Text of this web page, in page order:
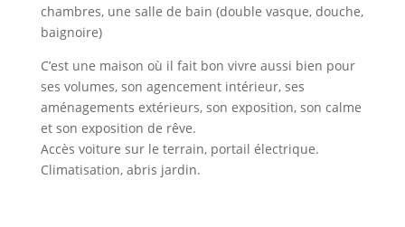
chambres, une salle de bain (double vasque, douche,
baignoire)
C’est une maison où il fait bon vivre aussi bien pour
ses volumes, son agencement intérieur, ses
aménagements extérieurs, son exposition, son calme
et son exposition de rêve.
Accès voiture sur le terrain, portail électrique.
Climatisation, abris jardin.